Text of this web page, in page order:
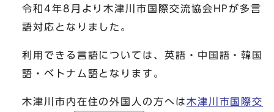
令和4年8月より木津川市国際交流協会HPが多言
語対応となりました。
利用できる言語については、英語・中国語・韓国
語・ベトナム語となります。
木津川市内在住の外国人の方へは木津川市国際交